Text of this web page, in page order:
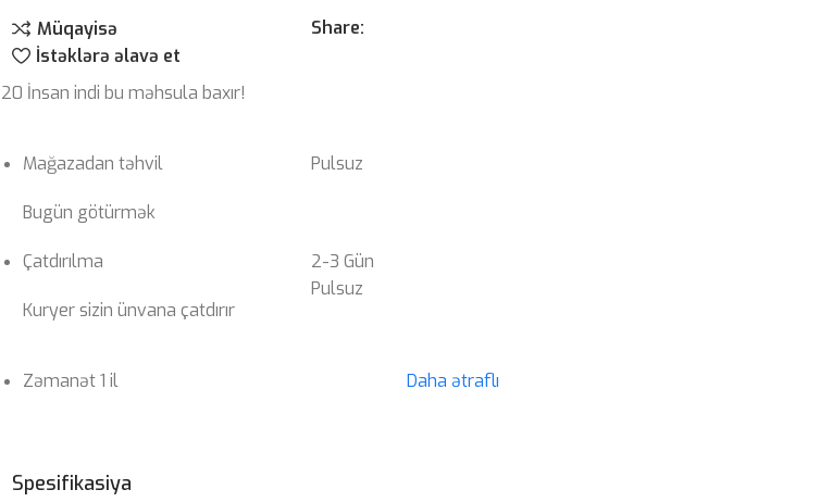
Müqayisə
İstəklərə əlavə et
Share:
20 İnsan indi bu məhsula baxır!
Mağazadan təhvil
Bugün götürmək
Pulsuz
Çatdırılma
Kuryer sizin ünvana çatdırır
2-3 Gün
Pulsuz
Zəmanət 1 il Daha ətraflı
Spesifikasiya